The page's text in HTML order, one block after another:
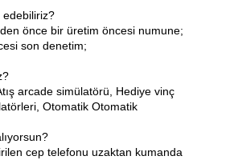
edebiliriz?
önce bir üretim öncesi numune;
son denetim;
arcade simülatörü, Hediye vinç
Otomatik Otomatik
cep telefonu uzaktan kumanda